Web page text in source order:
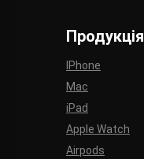
Продукція
IPhone
Mac
iPad
Apple Watch
Airpods